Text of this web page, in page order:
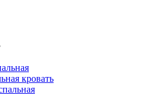
кровать